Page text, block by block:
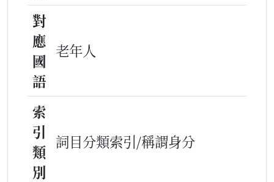
對
應
國
語
老年人
索
引
類
別
詞目分類索引/稱謂身分